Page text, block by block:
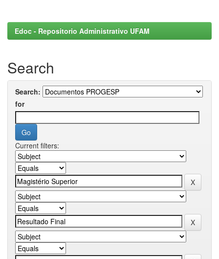
Edoc - Repositorio Administrativo UFAM
Search
Search:
for
Current filters: